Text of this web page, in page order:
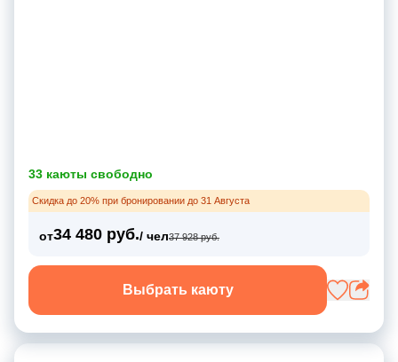
33 каюты свободно
Скидка до 20% при бронировании до 31 Августа
от34 480 руб./ чел37 928 руб.
Выбрать каюту